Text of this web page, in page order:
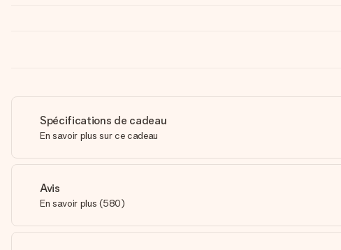
Spécifications de cadeau
En savoir plus sur ce cadeau
Avis
En savoir plus (580)